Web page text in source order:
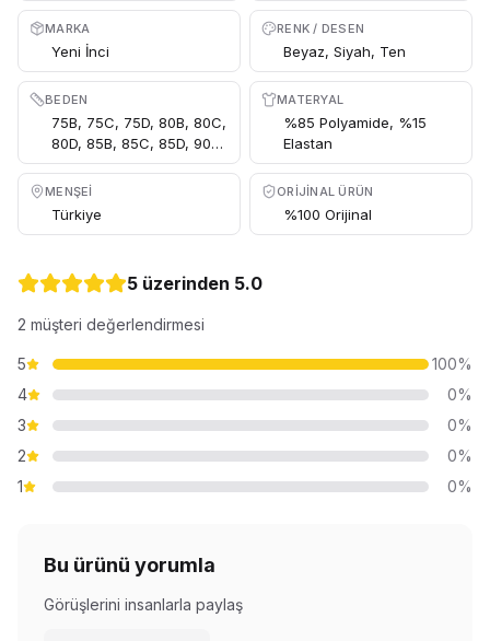
MARKA
Yeni İnci
RENK / DESEN
Beyaz, Siyah, Ten
BEDEN
75B, 75C, 75D, 80B, 80C,
80D, 85B, 85C, 85D, 90B,
90C, 90D
MATERYAL
%85 Polyamide, %15
Elastan
MENŞEI
Türkiye
ORIJINAL ÜRÜN
%100 Orijinal
5 üzerinden 5.0
2 müşteri değerlendirmesi
5 100%
4
0%
3
0%
2
0%
1
0%
Bu ürünü yorumla
Görüşlerini insanlarla paylaş